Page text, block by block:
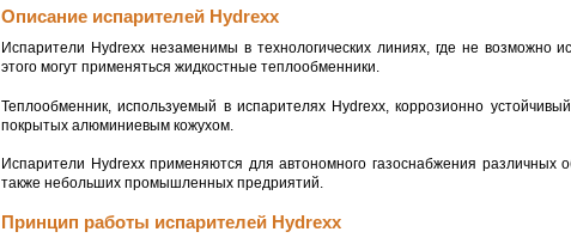
Описание испарителей Hydrexx
Испарители Hydrexx незаменимы в технологических линиях, где не возможно
этого могут применяться жидкостные теплообменники.
Теплообменник, используемый в испарителях Hydrexx, коррозионно
покрытых алюминиевым кожухом.
Испарители Hydrexx применяются для автономного газоснабжения различных
также небольших промышленных предриятий.
Принцип работы испарителей Hydrexx